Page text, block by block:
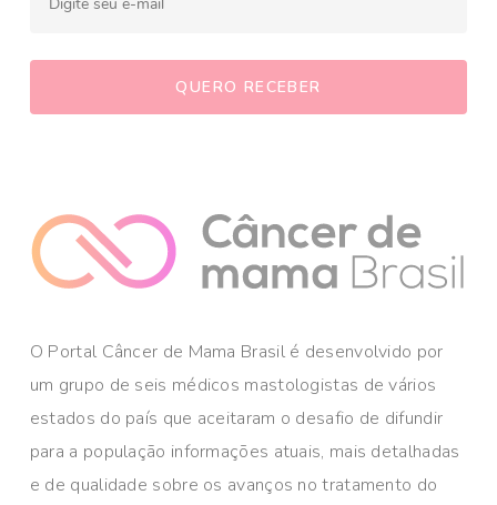
O Portal Câncer de Mama Brasil é desenvolvido por
um grupo de seis médicos mastologistas de vários
estados do país que aceitaram o desafio de difundir
para a população informações atuais, mais detalhadas
e de qualidade sobre os avanços no tratamento do